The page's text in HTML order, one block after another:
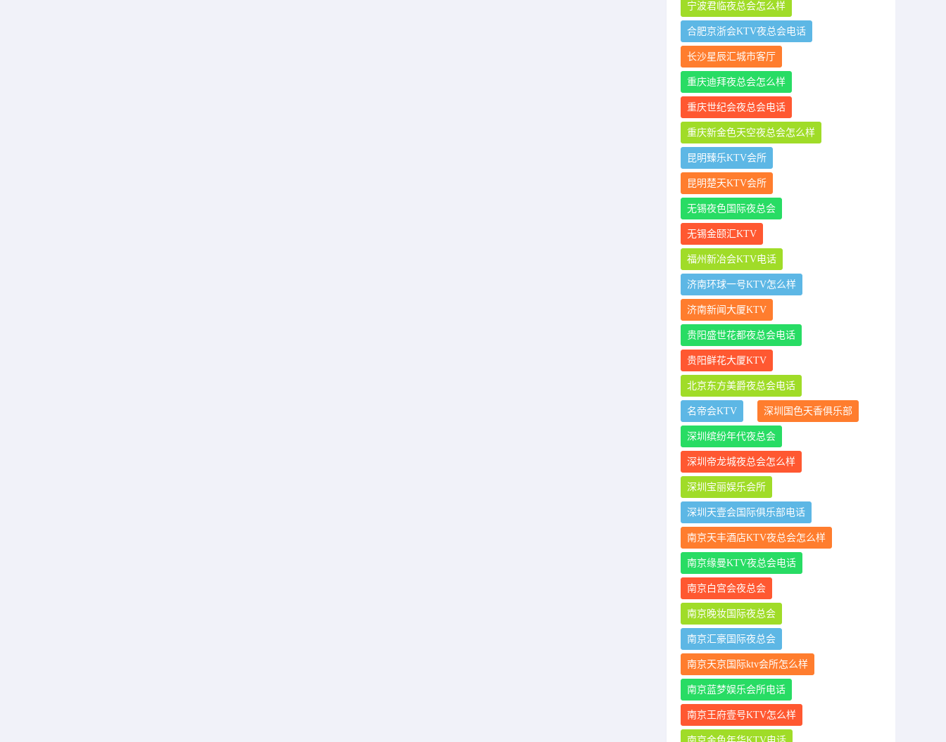
宁波君临夜总会怎么样
合肥京浙会KTV夜总会电话
长沙星辰汇城市客厅
重庆迪拜夜总会怎么样
重庆世纪会夜总会电话
重庆新金色天空夜总会怎么样
昆明臻乐KTV会所
昆明楚天KTV会所
无锡夜色国际夜总会
无锡金颐汇KTV
福州新冶会KTV电话
济南环球一号KTV怎么样
济南新闻大厦KTV
贵阳盛世花都夜总会电话
贵阳鲜花大厦KTV
北京东方美爵夜总会电话
名帝会KTV 深圳国色天香俱乐部
深圳缤纷年代夜总会
深圳帝龙城夜总会怎么样
深圳宝丽娱乐会所
深圳天壹会国际俱乐部电话
南京天丰酒店KTV夜总会怎么样
南京缘曼KTV夜总会电话
南京白宫会夜总会
南京晚妆国际夜总会
南京汇豪国际夜总会
南京天京国际ktv会所怎么样
南京蓝梦娱乐会所电话
南京王府壹号KTV怎么样